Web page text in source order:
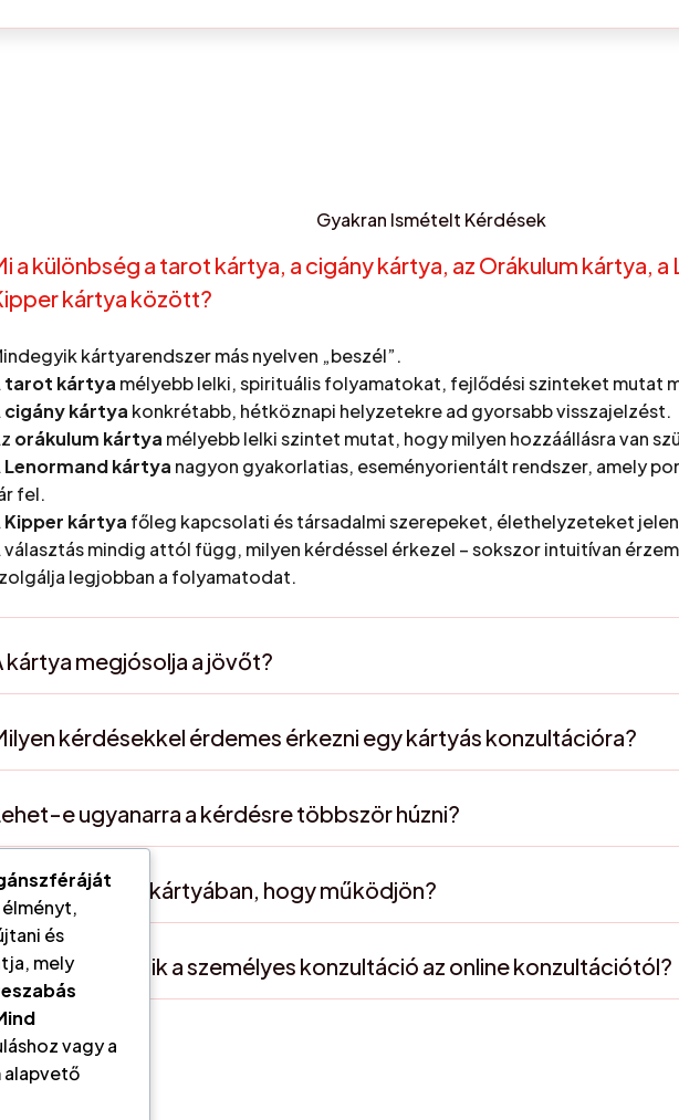
Gyakran Ismételt Kérdések
a különbség a tarot kártya, a cigány kártya, az Orákulum kártya, a
kártya között?
kártyarendszer más nyelven „beszél”.
tarot kártya mélyebb lelki, spirituális folyamatokat, fejlődési szinteket mutat
cigány kártya konkrétabb, hétköznapi helyzetekre ad gyorsabb visszajelzést.
orákulum kártya mélyebb lelki szintet mutat, hogy milyen hozzáállásra van
Lenormand kártya nagyon gyakorlatias, eseményorientált rendszer, amely
fel.
Kipper kártya főleg kapcsolati és társadalmi szerepeket, élethelyzeteket
választás mindig attól függ, milyen kérdéssel érkezel – sokszor intuitívan
legjobban a folyamatodat.
kártya megjósolja a jövőt?
kérdésekkel érdemes érkezni egy kártyás konzultációra?
e ugyanarra a kérdésre többször húzni?
e hinnem a kártyában, hogy működjön?
különbözik a személyes konzultáció az online konzultációtól?
és
mely
vagy a
alapvető